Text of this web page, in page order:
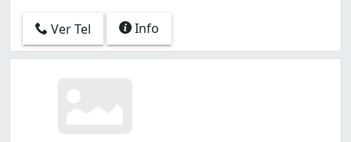
Ver Tel Info